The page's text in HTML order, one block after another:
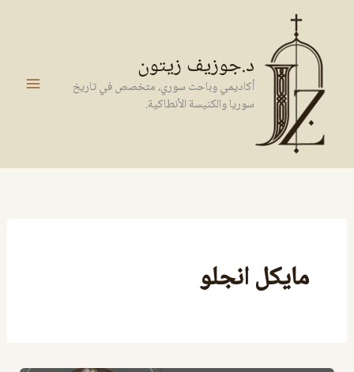
المحتوى
د.جوزيف زيتون
أكاديمي وباحث سوري، متخصص في تاريخ
سوريا والكنيسة الأنطاكية.
مايكل انجلو